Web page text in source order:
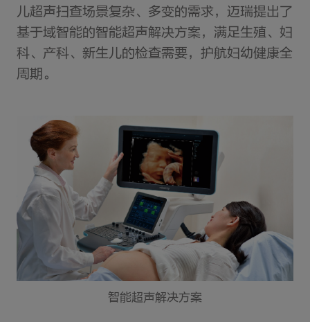
儿超声扫查场景复杂、多变的需求，迈瑞提出了
基于域智能的智能超声解决方案，满足生殖、妇
科、产科、新生儿的检查需要，护航妇幼健康全
周期。
智能超声解决方案